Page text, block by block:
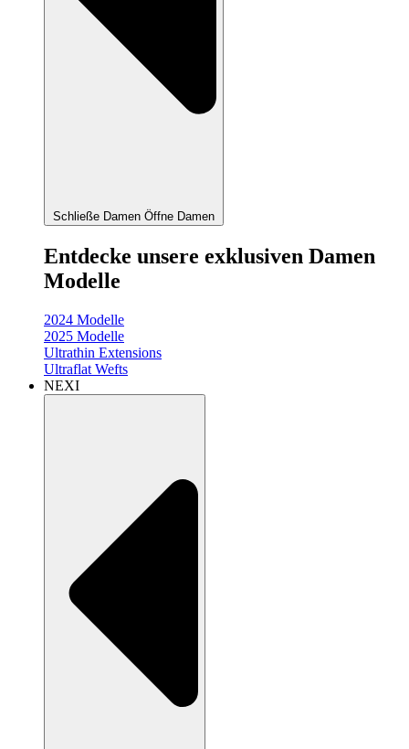
Schließe Damen Öffne Damen
Entdecke unsere exklusiven Damen
Modelle
2024 Modelle
2025 Modelle
Ultrathin Extensions
Ultraflat Wefts
NEXI